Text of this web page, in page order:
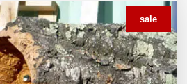
sale